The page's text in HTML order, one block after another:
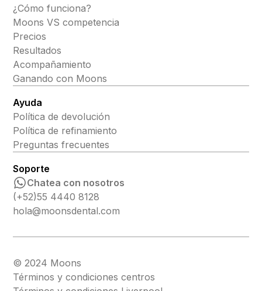
¿Cómo funciona?
Moons VS competencia
Precios
Resultados
Acompañamiento
Ganando con Moons
Ayuda
Política de devolución
Política de refinamiento
Preguntas frecuentes
Soporte
Chatea con nosotros
(+52)55 4440 8128
hola@moonsdental.com
© 2024 Moons
Términos y condiciones centros